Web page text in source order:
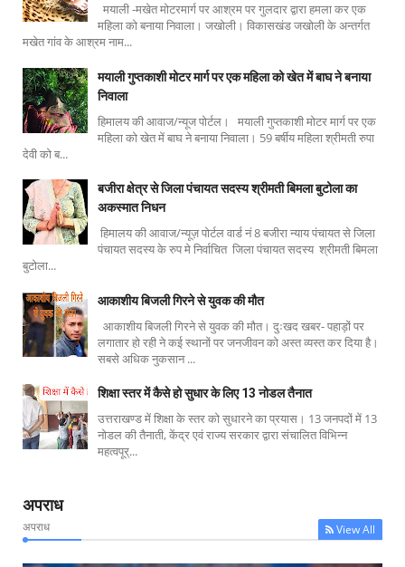
मयाली -मखेत मोटरमार्ग पर आश्रम पर गुलदार द्वारा हमला कर एक
महिला को बनाया निवाला। जखोली। विकासखंड जखोली के अन्तर्गत
मखेत गांव के आश्रम नाम...
मयाली गुप्तकाशी मोटर मार्ग पर एक महिला को खेत में बाघ ने बनाया
निवाला
हिमालय की आवाज/न्यूज पोर्टल। मयाली गुप्तकाशी मोटर मार्ग पर एक
महिला को खेत में बाघ ने बनाया निवाला। 59 बर्षीय महिला श्रीमती रुपा
देवी को ब...
बजीरा क्षेत्र से जिला पंचायत सदस्य श्रीमती बिमला बुटोला का
अकस्मात निधन
हिमालय की आवाज/न्यूज़ पोर्टल वार्ड नं 8 बजीरा न्याय पंचायत से जिला
पंचायत सदस्य के रुप मे निर्वाचित जिला पंचायत सदस्य श्रीमती बिमला
बुटोला...
आकाशीय बिजली गिरने से युवक की मौत
आकाशीय बिजली गिरने से युवक की मौत। दुःखद खबर- पहाड़ों पर
लगातार हो रही ने कई स्थानों पर जनजीवन को अस्त व्यस्त कर दिया है।
सबसे अधिक नुकसान ...
शिक्षा स्तर में कैसे हो सुधार के लिए 13 नोडल तैनात
उत्तराखण्ड में शिक्षा के स्तर को सुधारने का प्रयास। 13 जनपदों में 13
नोडल की तैनाती, केंद्र एवं राज्य सरकार द्वारा संचालित विभिन्न
महत्वपूर्...
अपराध
अपराध View All